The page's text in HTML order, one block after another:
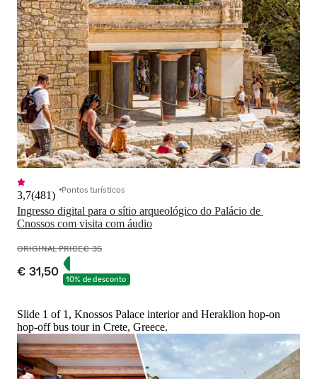
Ingresso digital para o sítio arqueológico do Palácio de
Cnossos com visita com áudio
3,7(481) Pontos turísticos
ORIGINAL PRICE€ 35
€ 31,50 10% de desconto
Slide 1 of 1, Knossos Palace interior and Heraklion hop-on
hop-off bus tour in Crete, Greece.